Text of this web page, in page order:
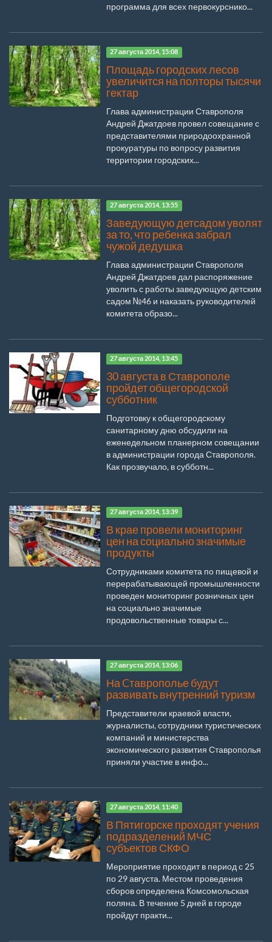
программа для всех первокурснико...
27 августа 2014, 15:08
Площадь городских лесов
увеличится на полторы тысячи
гектар
Глава администрации Ставрополя
Андрей Джатдоев провел совещание с
представителями природоохранной
прокуратуры по вопросу развития
территории городских...
27 августа 2014, 13:55
Заведующую детсадом уволят
за то, что ребенка забрал
чужой дедушка
Глава администрации Ставрополя
Андрей Джатдоев дал распоряжение
уволить с работы заведующую детским
садом №46 и наказать руководителей
комитета образо...
27 августа 2014, 13:45
30 августа в Ставрополе
пройдет общегородской
субботник
Подготовку к общегородскому
санитарному дню обсудили на
еженедельном планерном совещании
в администрации города Ставрополя.
Как прозвучало, в субботн...
27 августа 2014, 13:39
В крае провели мониторинг
цен на социально значимые
продукты
Сотрудниками комитета по пищевой и
перерабатывающей промышленности
проведен мониторинг розничных цен
на социально значимые
продовольственные товары с...
27 августа 2014, 13:06
На Cтаврополье будут
развивать внутренний туризм
Представители краевой власти,
журналисты, сотрудники туристических
компаний и министерства
экономического развития Ставрополья
приняли участие в инфо...
27 августа 2014, 11:40
В Пятигорске проходят учения
подразделений МЧС
субъектов СКФО
Мероприятие проходит в период с 25
по 29 августа. Местом проведения
сборов определена Комсомольская
поляна. В течение 5 дней в городе
пройдут практи...